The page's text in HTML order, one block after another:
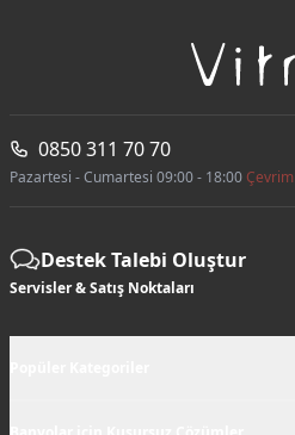
0850 311 70 70
Pazartesi - Cumartesi 09:00 - 18:00Çevrim
Destek Talebi Oluştur
Servisler & Satış Noktaları